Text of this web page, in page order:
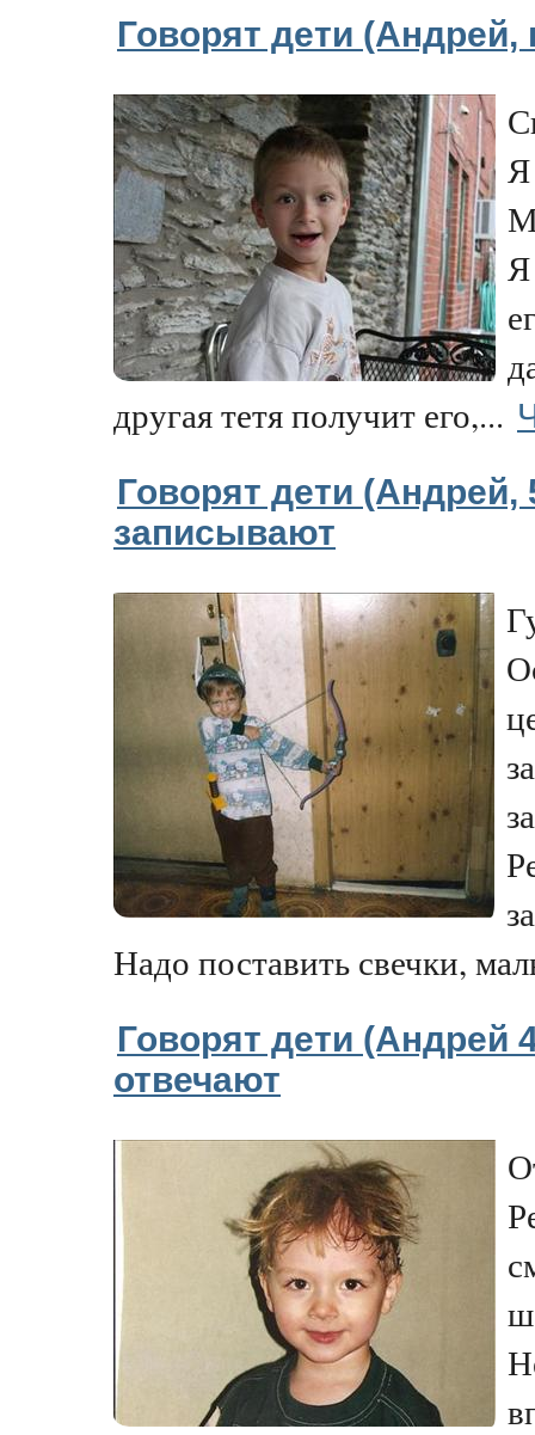
Говорят дети (Андрей,
Я
Я
другая тетя получит его,...
Говорят дети (Андрей,
записывают
Надо поставить свечки,
Говорят дети (Андрей
отвечают